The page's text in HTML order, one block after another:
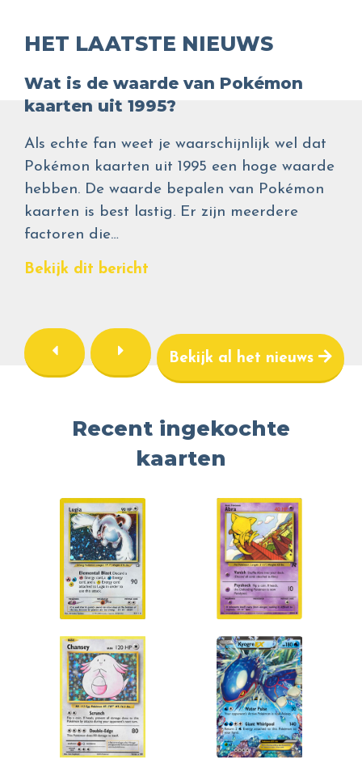
HET LAATSTE NIEUWS
Wat is de waarde van Pokémon
kaarten uit 1995?
Als echte fan weet je waarschijnlijk wel dat
Pokémon kaarten uit 1995 een hoge waarde
hebben. De waarde bepalen van Pokémon
kaarten is best lastig. Er zijn meerdere
factoren die…
Bekijk dit bericht
Bekijk al het nieuws
Recent ingekochte
kaarten